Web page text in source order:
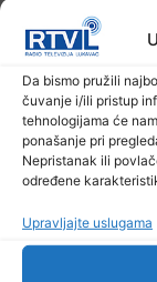
Da bismo pružili
čuvanje i/ili pristup
tehnologijama će
ponašanje pri
Nepristanak ili
određene
Upravljajte uslugama